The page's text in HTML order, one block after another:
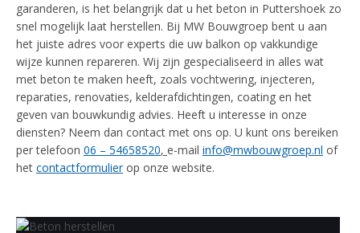
garanderen, is het belangrijk dat u het beton in Puttershoek zo
snel mogelijk laat herstellen. Bij MW Bouwgroep bent u aan
het juiste adres voor experts die uw balkon op vakkundige
wijze kunnen repareren. Wij zijn gespecialiseerd in alles wat
met beton te maken heeft, zoals vochtwering, injecteren,
reparaties, renovaties, kelderafdichtingen, coating en het
geven van bouwkundig advies. Heeft u interesse in onze
diensten? Neem dan contact met ons op. U kunt ons bereiken
per telefoon 06 – 54658520, e-mail info@mwbouwgroep.nl of
het contactformulierop onze website.